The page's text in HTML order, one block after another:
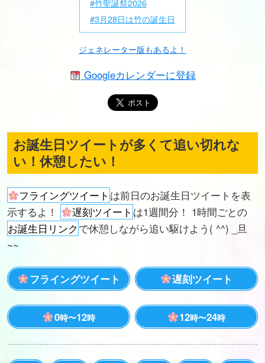
#竹聖誕祭2026
#3月28日は竹の誕生日
ジェネレーター版もあるよ！
Googleカレンダーに登録
お誕生日ツイートが多くて追い切れな
い！休憩したい！
フライングツイート は前日のお誕生日ツイートを表
示するよ！
遅刻ツイート は1週間分！ 1時間ごとの
お誕生日リンク で休憩しながら追い駆けよう( ^^) _旦
~~
フライングツイート 遅刻ツイート
0時〜12時 12時〜24時